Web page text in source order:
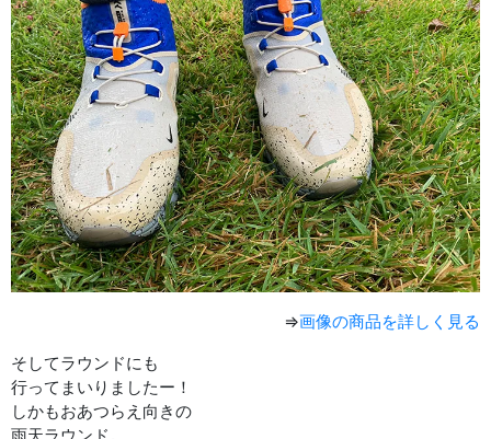
⇒画像の商品を詳しく見る
そしてラウンドにも
行ってまいりましたー！
しかもおあつらえ向きの